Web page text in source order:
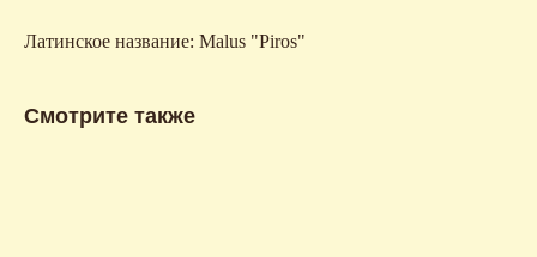
Латинское название: Malus "Piros"
Смотрите также